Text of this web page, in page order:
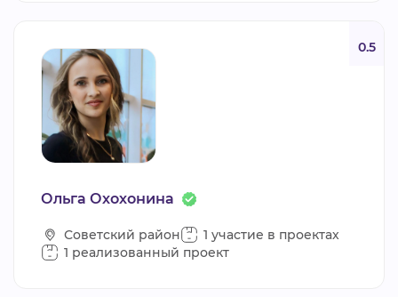
0.5
Ольга Охохонина
Советский район
1 участие в проектах
1 реализованный проект